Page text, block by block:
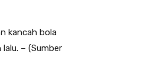
kancah bola
– (Sumber